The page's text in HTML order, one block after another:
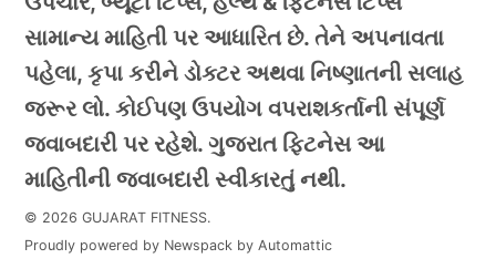
સામાન્ય માહિતી પર આધારિત છે. તેને અપનાવતા
પહેલા, કૃપા કરીને ડોક્ટર અથવા નિષ્ણાતની સલાહ
જરૂર લો. કોઈપણ ઉપયોગ વપરાશકર્તાની સંપૂર્ણ
જવાબદારી પર રહેશે. ગુજરાત ફિટનેસ આ
માહિતીની જવાબદારી સ્વીકારતું નથી.
© 2026 GUJARAT FITNESS.
Proudly powered by Newspack by Automattic